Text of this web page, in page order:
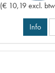
(€ 10,19 excl.
Info